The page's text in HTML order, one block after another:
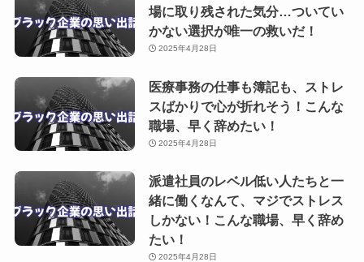
場に取り残された気分…ついてい
かない選択が唯一の救いだ！
2025年4月28日
医療事務の仕事も簿記も、ストレ
スばかりで心が折れそう！こんな
職場、早く辞めたい！
2025年4月28日
派遣社員のレベル低い人たちと一
緒に働くなんて、マジでストレス
しかない！こんな職場、早く辞め
たい！
2025年4月28日